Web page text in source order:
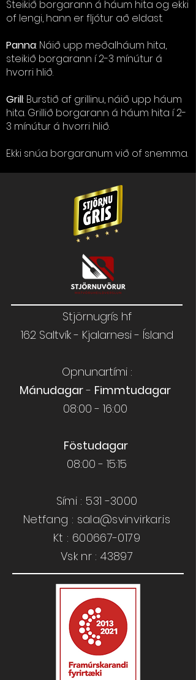
Steikið borgarann á háum hita og ekki
of lengi, hann er fljótur að eldast.
Panna: Náið upp meðalháum hita,
steikið borgarann í 2-3 mínútur á
hvorri hlið.
Grill: Burstið af grillinu, náið upp háum
hita. Grillið borgarann á háum hita í 2-
3 mínútur á hvorri hlið.
Ekki snúa borgaranum við of snemma.
Stjörnugrís hf
162 Saltvík - Kjalarnesi - Ísland
Opnunartími :
Mánudagar- Fimmtudagar
08:00 - 16:00
Föstudagar
08:00 - 15:15
Sími : 531 -3000
Netfang : sala@svinvirkar.is
​​Kt : 600667-0179
Vsk nr : 43897